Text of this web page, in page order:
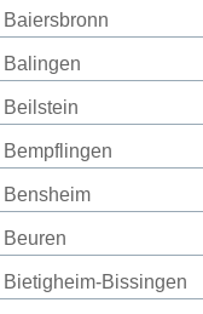
Bissingen